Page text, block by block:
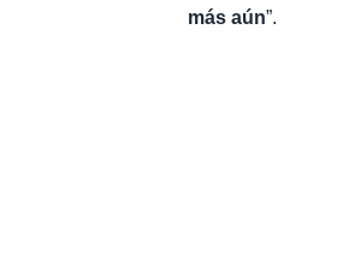
más aún”.